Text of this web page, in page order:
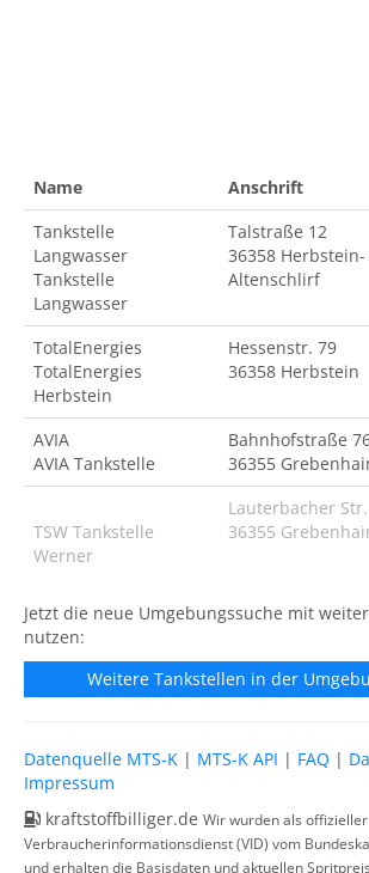
Name Anschrift
Tankstelle
Langwasser
Tankstelle
Langwasser
Talstraße 12
36358 Herbstein-
Altenschlirf
TotalEnergies
TotalEnergies
Herbstein
Hessenstr. 79
36358 Herbstein
AVIA
AVIA Tankstelle
Bahnhofstraße
36355
TSW Tankstelle
Werner
Lauterbacher
36355
Jetzt die neue Umgebungssuche mit
nutzen:
Weitere Tankstellen in der
Datenquelle MTS-K | MTS-K API | FAQ |
Impressum
kraftstoffbilliger.de Wir wurden als offizieller
Verbraucherinformationsdienst (VID) vom
und erhalten die Basisdaten und aktuellen